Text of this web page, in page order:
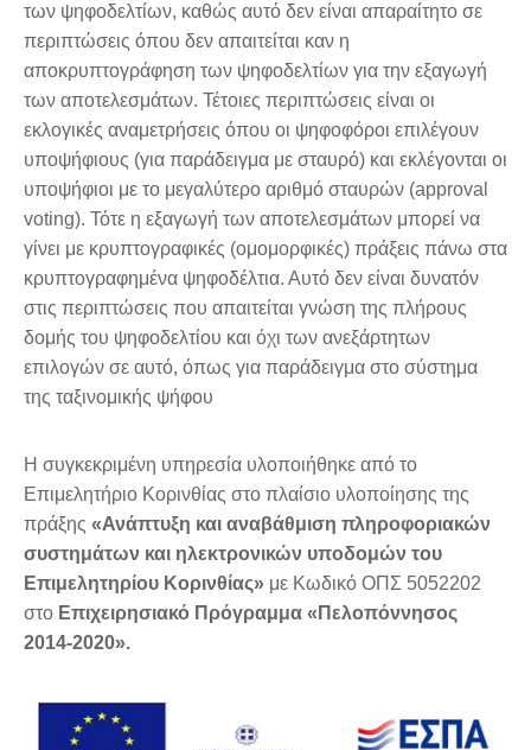
των ψηφοδελτίων, καθώς αυτό δεν είναι απαραίτητο σε
περιπτώσεις όπου δεν απαιτείται καν η
αποκρυπτογράφηση των ψηφοδελτίων για την εξαγωγή
των αποτελεσμάτων. Τέτοιες περιπτώσεις είναι οι
εκλογικές αναμετρήσεις όπου οι ψηφοφόροι επιλέγουν
υποψήφιους (για παράδειγμα με σταυρό) και εκλέγονται οι
υποψήφιοι με το μεγαλύτερο αριθμό σταυρών (approval
voting). Τότε η εξαγωγή των αποτελεσμάτων μπορεί να
γίνει με κρυπτογραφικές (ομομορφικές) πράξεις πάνω στα
κρυπτογραφημένα ψηφοδέλτια. Αυτό δεν είναι δυνατόν
στις περιπτώσεις που απαιτείται γνώση της πλήρους
δομής του ψηφοδελτίου και όχι των ανεξάρτητων
επιλογών σε αυτό, όπως για παράδειγμα στο σύστημα
της ταξινομικής ψήφου
Η συγκεκριμένη υπηρεσία υλοποιήθηκε από το
Επιμελητήριο Κορινθίας στο πλαίσιο υλοποίησης της
πράξης «Ανάπτυξη και αναβάθμιση πληροφοριακών
συστημάτων και ηλεκτρονικών υποδομών του
Επιμελητηρίου Κορινθίας» με Κωδικό ΟΠΣ 5052202
στο Επιχειρησιακό Πρόγραμμα «Πελοπόννησος
2014-2020».